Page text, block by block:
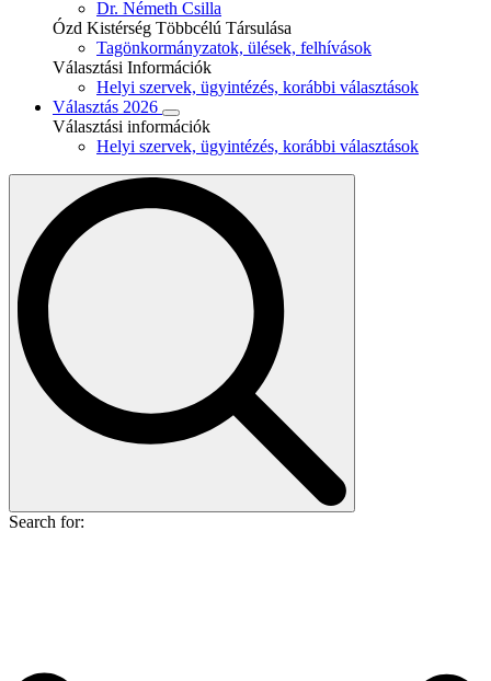
Dr. Németh Csilla
Ózd Kistérség Többcélú Társulása
Tagönkormányzatok, ülések, felhívások
Választási Információk
Helyi szervek, ügyintézés, korábbi választások
Választás 2026
Választási információk
Helyi szervek, ügyintézés, korábbi választások
Search for: